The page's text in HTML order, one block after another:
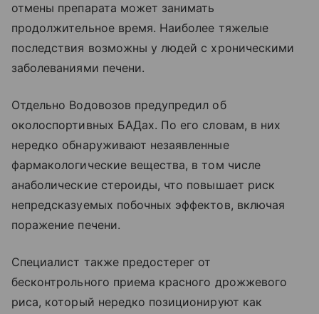
отмены препарата может занимать
продолжительное время. Наиболее тяжелые
последствия возможны у людей с хроническими
заболеваниями печени.
Отдельно Водовозов предупредил об
околоспортивных БАДах. По его словам, в них
нередко обнаруживают незаявленные
фармакологические вещества, в том числе
анаболические стероиды, что повышает риск
непредсказуемых побочных эффектов, включая
поражение печени.
Специалист также предостерег от
бесконтрольного приема красного дрожжевого
риса, который нередко позиционируют как